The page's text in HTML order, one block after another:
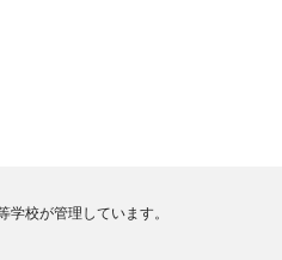
校が管理しています。